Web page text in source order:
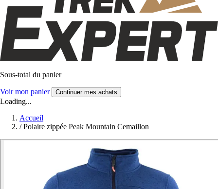
Sous-total du panier
Voir mon panier Continuer mes achats
Loading...
Accueil
/ Polaire zippée Peak Mountain Cemaillon